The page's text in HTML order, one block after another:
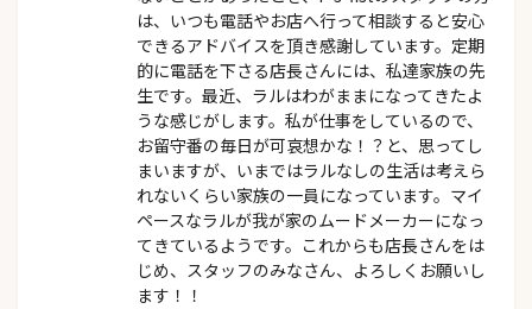
は、いつも電話やお店へ行って相談すると安心
できるアドバイスを頂き感謝しています。定期
的に電話を下さる店長さんには、私達家族の先
生です。最近、ラルはわがままになってきたよ
うな感じがします。私が仕事をしているので、
お留守番の毎日が可哀想かな！？と、思ってし
まいますが、いまではラルなしの生活は考えら
れないくらい家族の一員になっています。マイ
ペースなラルが我が家のムードメーカーになっ
てきているようです。これからも店長さんをは
じめ、スタッフのみなさん、よろしくお願いし
ます！！